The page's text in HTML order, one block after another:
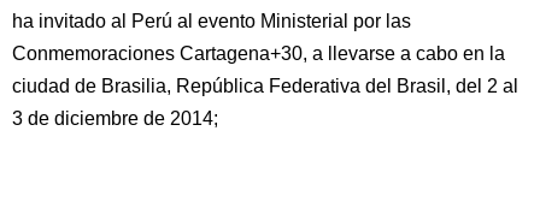
ha invitado al Perú al evento Ministerial por las
Conmemoraciones Cartagena+30, a llevarse a cabo en la
ciudad de Brasilia, República Federativa del Brasil, del 2 al
3 de diciembre de 2014;